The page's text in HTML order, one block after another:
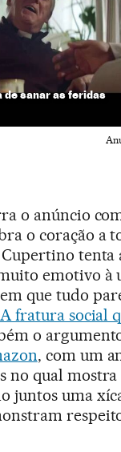
de sanar as feridas
o anúncio
o coração a
tenta
emotivo à
que tudo
A fratura social
o
, com um
no qual
juntos uma